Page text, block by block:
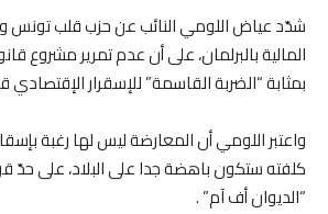
شدّد عياض اللومي النائب عن حزب قلب تونس
المالية بالبرلمان، على أن عدم تمرير مشروع
بمثابة “الضربة القاسمة” للإسقرار الإقتصادي
واعتبر اللومي أن المعارضة ليس لها رغبة
كلفته ستكون باهضة جدا على البلاد، على حدّ
“الديوان أف آم” .